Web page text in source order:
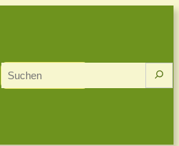
Suchen